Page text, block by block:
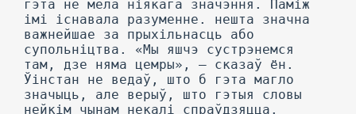
гэта не мела ніякага значэння. Паміж
імі існавала разуменне. нешта значна
важнейшае за прыхільнасць або
супольніцтва. «Мы яшчэ сустрэнемся
там, дзе няма цемры», — сказаў ён.
Ўінстан не ведаў, што б гэта магло
значыць, але верыў, што гэтыя словы
нейкім чынам некалі спраўдзяцца.